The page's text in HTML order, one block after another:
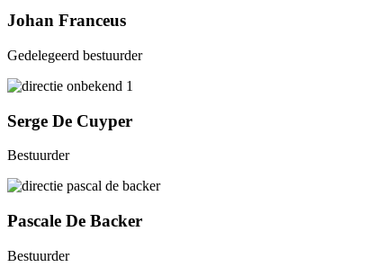
Johan Franceus
Gedelegeerd bestuurder
Serge De Cuyper
Bestuurder
Pascale De Backer
Bestuurder